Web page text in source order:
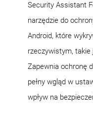
Security Assistant
narzędzie do
Android, które
rzeczywistym, takie
Zapewnia ochronę
pełny wgląd w
wpływ na